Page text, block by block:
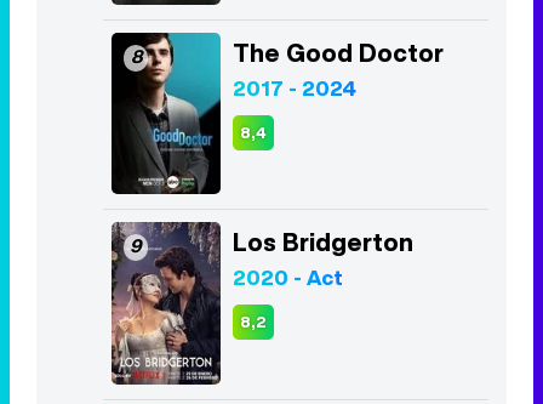
8 The Good Doctor
2017 - 2024
8,4
9 Los Bridgerton
2020 - Act
8,2